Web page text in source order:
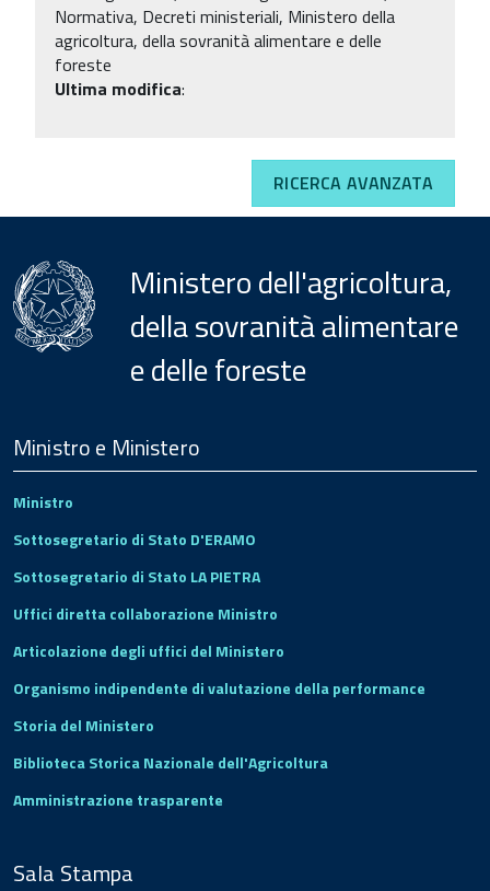
Normativa, Decreti ministeriali, Ministero della
agricoltura, della sovranità alimentare e delle
foreste
Ultima modifica:
RICERCA AVANZATA
Ministero dell'agricoltura,
della sovranità alimentare
e delle foreste
Footer
Ministro e Ministero
Ministro
Sottosegretario di Stato D'ERAMO
Sottosegretario di Stato LA PIETRA
Uffici diretta collaborazione Ministro
Articolazione degli uffici del Ministero
Organismo indipendente di valutazione della performance
Storia del Ministero
Biblioteca Storica Nazionale dell'Agricoltura
Amministrazione trasparente
Sala Stampa